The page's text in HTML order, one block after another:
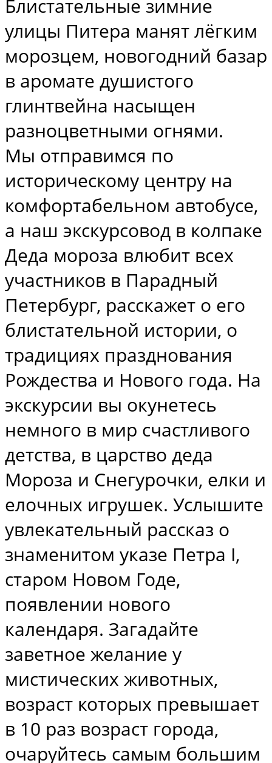
Блистательные зимние
улицы Питера манят лёгким
морозцем, новогодний базар
в аромате душистого
глинтвейна насыщен
разноцветными огнями.
Мы отправимся по
историческому центру на
комфортабельном автобусе,
а наш экскурсовод в колпаке
Деда мороза влюбит всех
участников в Парадный
Петербург, расскажет о его
блистательной истории, о
традициях празднования
Рождества и Нового года. На
экскурсии вы окунетесь
немного в мир счастливого
детства, в царство деда
Мороза и Снегурочки, елки и
елочных игрушек. Услышите
увлекательный рассказ о
знаменитом указе Петра I,
старом Новом Годе,
появлении нового
календаря. Загадайте
заветное желание у
мистических животных,
возраст которых превышает
в 10 раз возраст города,
очаруйтесь самым большим